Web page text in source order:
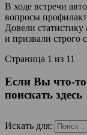
В ходе встречи
вопросы
Довели
и призвали строго
Страница 1 из 11
Если Вы что-
поискать здесь
Искать для: